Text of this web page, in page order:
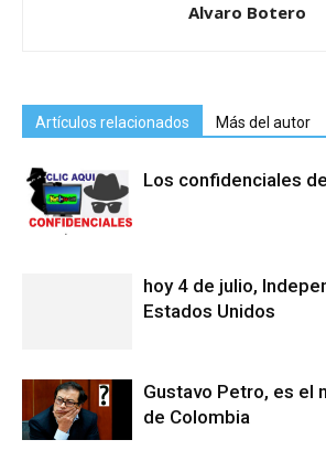
Alvaro Botero
Artículos relacionados Más del autor
Los confidenciales
hoy 4 de julio,
Estados Unidos
Gustavo Petro, es el
de Colombia